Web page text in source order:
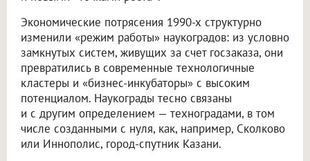
Экономические потрясения 1990-х структурно
изменили «режим работы» наукоградов: из условно
замкнутых систем, живущих за счет госзаказа, они
превратились в современные технологичные
кластеры и «бизнес-инкубаторы» с высоким
потенциалом. Наукограды тесно связаны
и с другим определением — техноградами, в том
числе созданными с нуля, как, например, Сколково
или Иннополис, город-спутник Казани.